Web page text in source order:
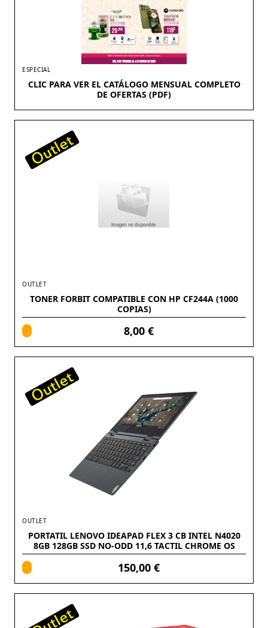
ESPECIAL
CLIC PARA VER EL CATÁLOGO MENSUAL COMPLETO
DE OFERTAS (PDF)
OUTLET
TONER FORBIT COMPATIBLE CON HP CF244A (1000
COPIAS)
8,00 €
OUTLET
PORTATIL LENOVO IDEAPAD FLEX 3 CB INTEL N4020
8GB 128GB SSD NO-ODD 11,6 TACTIL CHROME OS
150,00 €